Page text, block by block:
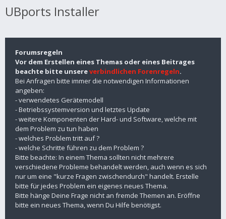
UBports Installer
Forumsregeln
Vor dem Erstellen eines Themas oder eines Beitrages
beachte bitte unsereverbindlichen Forenregeln.
Bei Anfragen bitte immer die notwendigen Informationen
angeben:
- verwendetes Gerätemodell
- Betriebssystemversion und letztes Update
- weitere Komponenten der Hard- und Software, welche mit
dem Problem zu tun haben
- welches Problem tritt auf ?
- welche Schritte führen zu dem Problem ?
Bitte beachte: In einem Thema sollten nicht mehrere
verschiedene Probleme behandelt werden, auch wenn es sich
nur um eine "kurze Fragen zwischendurch" handelt. Erstelle
bitte für jedes Problem ein eigenes neues Thema.
Bitte hänge Deine Frage nicht an fremde Themen an. Eröffne
bitte ein neues Thema, wenn Du Hilfe benötigst.